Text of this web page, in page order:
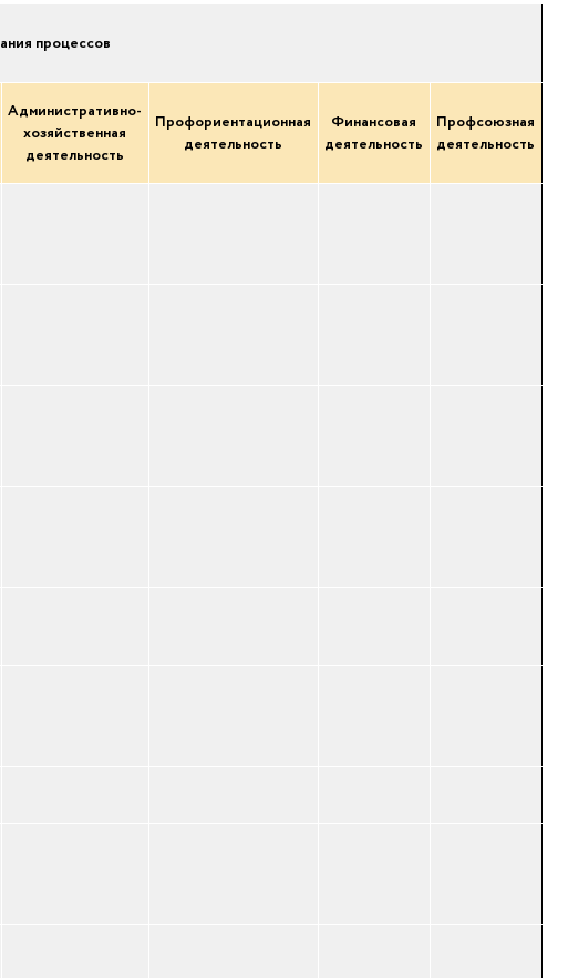
процессов
Административно-
хозяйственная
деятельность
Профориентационная
деятельность
Финансовая
деятельность
Профсоюзная
деятельность